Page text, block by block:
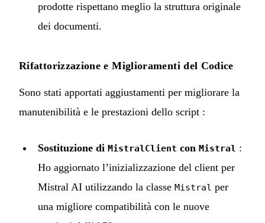
prodotte rispettano meglio la struttura originale
dei documenti.
Rifattorizzazione e Miglioramenti del Codice
Sono stati apportati aggiustamenti per migliorare la
manutenibilità e le prestazioni dello script :
Sostituzione di MistralClient con Mistral :
Ho aggiornato l’inizializzazione del client per
Mistral AI utilizzando la classe Mistral per
una migliore compatibilità con le nuove